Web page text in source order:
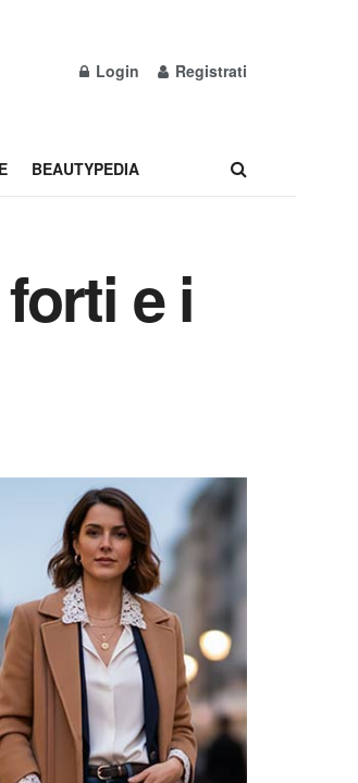
Login Registrati
BEAUTYPEDIA
e i